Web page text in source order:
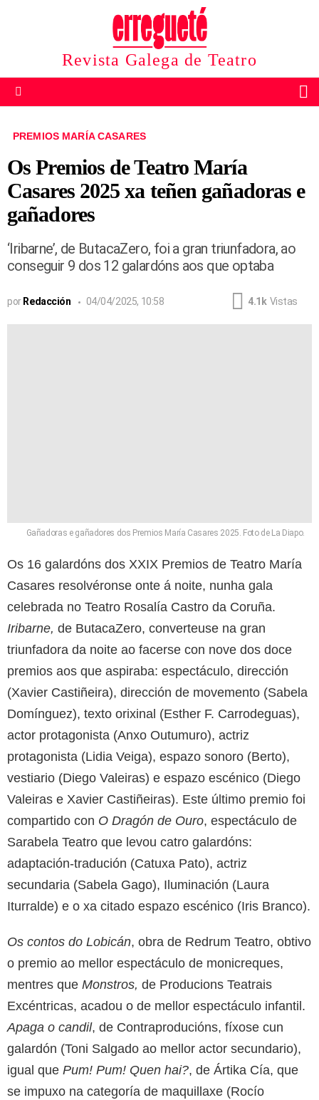
Revista Galega de Teatro
PREMIOS MARÍA CASARES
Os Premios de Teatro María
Casares 2025 xa teñen gañadoras e
gañadores
‘Iribarne’, de ButacaZero, foi a gran triunfadora, ao
conseguir 9 dos 12 galardóns aos que optaba
por Redacción 04/04/2025, 10:58 4.1k Vistas
Gañadoras e gañadores dos Premios María Casares 2025. Foto de La Diapo.
Os 16 galardóns dos XXIX Premios de Teatro María
Casares resolvéronse onte á noite, nunha gala
celebrada no Teatro Rosalía Castro da Coruña.
Iribarne, de ButacaZero, converteuse na gran
triunfadora da noite ao facerse con nove dos doce
premios aos que aspiraba: espectáculo, dirección
(Xavier Castiñeira), dirección de movemento (Sabela
Domínguez), texto orixinal (Esther F. Carrodeguas),
actor protagonista (Anxo Outumuro), actriz
protagonista (Lidia Veiga), espazo sonoro (Berto),
vestiario (Diego Valeiras) e espazo escénico (Diego
Valeiras e Xavier Castiñeiras). Este último premio foi
compartido con O Dragón de Ouro, espectáculo de
Sarabela Teatro que levou catro galardóns:
adaptación-tradución (Catuxa Pato), actriz
secundaria (Sabela Gago), Iluminación (Laura
Iturralde) e o xa citado espazo escénico (Iris Branco).
Os contos do Lobicán, obra de Redrum Teatro, obtivo
o premio ao mellor espectáculo de monicreques,
mentres que Monstros, de Producions Teatrais
Excéntricas, acadou o de mellor espectáculo infantil.
Apaga o candil, de Contraproducións, fíxose cun
galardón (Toni Salgado ao mellor actor secundario),
igual que Pum! Pum! Quen hai?, de Ártika Cía, que
se impuxo na categoría de maquillaxe (Rocío